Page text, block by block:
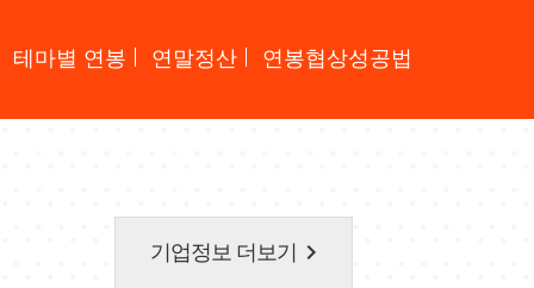
테마별 연봉 연말정산 연봉협상성공법
기업정보 더보기 keyboard_arrow_right